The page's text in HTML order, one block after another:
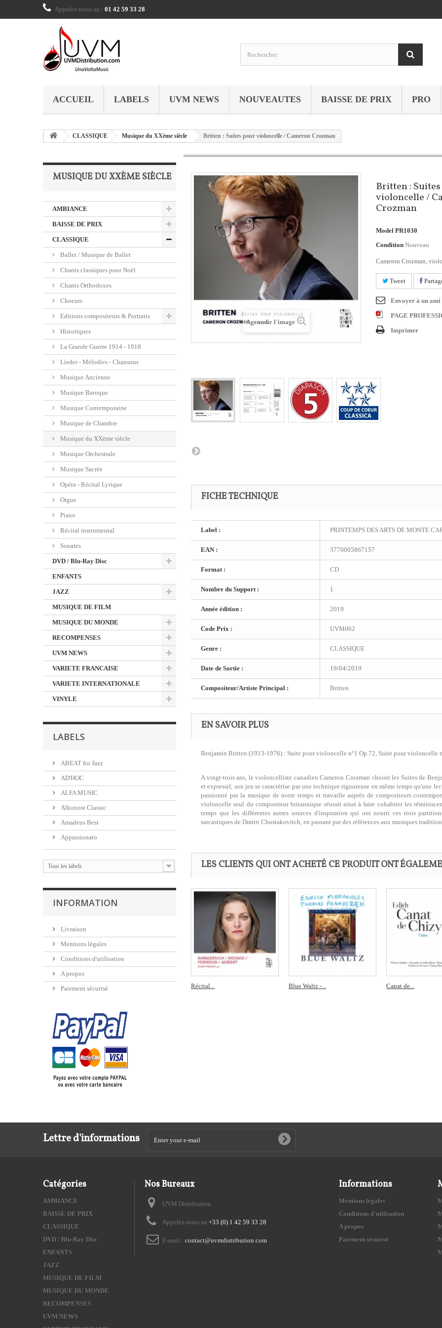
Appelez-nous au : 01 42 59 33 28
ACCUEIL LABELS UVM NEWS NOUVEAUTES BAISSE DE PRIX PRO
CLASSIQUE Musique du XXème siècle Britten : Suites pour violoncelle / Cameron Crozman
MUSIQUE DU XXÈME SIÈCLE
AMBIANCE
BAISSE DE PRIX
CLASSIQUE
Ballet / Musique de Ballet
Chants classiques pour Noël
Chants Orthodoxes
Choeurs
Editions compositeurs & Portraits
Historiques
La Grande Guerre 1914 - 1918
Lieder - Mélodies - Chansons
Musique Ancienne
Musique Baroque
Musique Contemporaine
Musique de Chambre
Musique du XXème siècle
Musique Orchestrale
Musique Sacrée
Opéra - Récital Lyrique
Orgue
Piano
Récital instrumental
Sonates
DVD / Blu-Ray Disc
ENFANTS
JAZZ
MUSIQUE DE FILM
MUSIQUE DU MONDE
RECOMPENSES
UVM NEWS
VARIETE FRANCAISE
VARIETE INTERNATIONALE
VINYLE
LABELS
ABEAT for Jazz
AD'HOC
ALFA MUSIC
Alkonost Classic
Amadeus Best
Appassionato
Tous les labels
INFORMATION
Livraison
Mentions légales
Conditions d'utilisation
A propos
Paiement sécurisé
Agrandir l'image
Britten :
violoncelle /
Crozman
Model PR1030
Condition Nouveau
Cameron Crozman,
Tweet
Envoyer à un ami
PAGE
Imprimer
FICHE TECHNIQUE
Label : PRINTEMPS DES ARTS DE MONTE
EAN : 3770005867157
Format : CD
Nombre du Support : 1
Année édition : 2019
Code Prix : UVM062
Genre : CLASSIQUE
Date de Sortie : 19/04/2019
Compositeur/Artiste Principal : Britten
EN SAVOIR PLUS
Benjamin Britten (1913-1976) : Suite pour violoncelle n°1 Op.72, Suite pour violoncelle
A vingt-trois ans, le violoncelliste canadien Cameron Crozman choisit les Suites de
et expressif, son jeu se caractérise par une technique rigoureuse en même temps qu'une
passionné par la musique de notre temps et travaille auprès de compositeurs
violoncelle seul du compositeur britannique réussit ainsi à faire cohabiter les
temps que les différentes autres sources d'inspiration qui ont nourri ces trois
sarcastiques de Dmitri Chostakovitch, en passant par des références aux musiques
LES CLIENTS QUI ONT ACHETÉ CE PRODUIT ONT
Récital... Blue Waltz -... Canat de...
Lettre d'informations
Catégories
AMBIANCE
BAISSE DE PRIX
CLASSIQUE
DVD / Blu-Ray Disc
ENFANTS
JAZZ
MUSIQUE DE FILM
MUSIQUE DU MONDE
RECOMPENSES
UVM NEWS
Nos Bureaux
UVM Distribution
Appelez-nous au +33 (0) 1 42 59 33 28
E-mail : contact@uvmdistribution.com
Informations
Mentions légales
Conditions d'utilisation
A propos
Paiement sécurisé